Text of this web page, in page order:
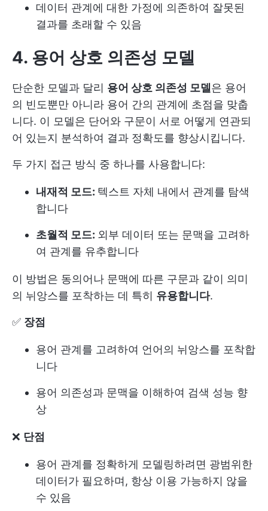
데이터 관계에 대한 가정에 의존하여 잘못된
결과를 초래할 수 있음
4. 용어 상호 의존성 모델
단순한 모델과 달리 용어 상호 의존성 모델 은 용어
의 빈도뿐만 아니라 용어 간의 관계에 초점을 맞춥
니다. 이 모델은 단어와 구문이 서로 어떻게 연관되
어 있는지 분석하여 결과 정확도를 향상시킵니다.
두 가지 접근 방식 중 하나를 사용합니다:
내재적 모드: 텍스트 자체 내에서 관계를 탐색
합니다
초월적 모드: 외부 데이터 또는 문맥을 고려하
여 관계를 유추합니다
이 방법은 동의어나 문맥에 따른 구문과 같이 의미
의 뉘앙스를 포착하는 데 특히 유용합니다.
✅ 장점
용어 관계를 고려하여 언어의 뉘앙스를 포착합
니다
용어 의존성과 문맥을 이해하여 검색 성능 향
상
❌ 단점
용어 관계를 정확하게 모델링하려면 광범위한
데이터가 필요하며, 항상 이용 가능하지 않을
수 있음